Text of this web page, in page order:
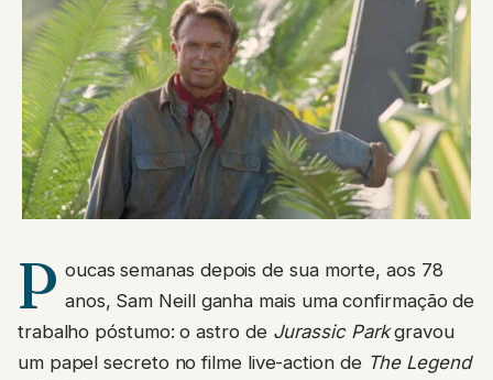
P oucas semanas depois de sua morte, aos 78
anos, Sam Neill ganha mais uma confirmação de
trabalho póstumo: o astro de Jurassic Parkgravou
um papel secreto no filme live-action de The Legend